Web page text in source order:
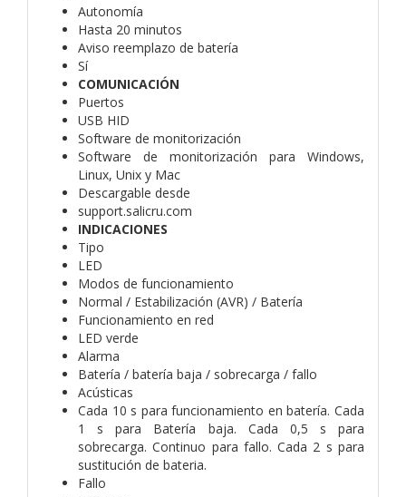
Autonomía
Hasta 20 minutos
Aviso reemplazo de batería
Sí
COMUNICACIÓN
Puertos
USB HID
Software de monitorización
Software de monitorización para Windows,
Linux, Unix y Mac
Descargable desde
support.salicru.com
INDICACIONES
Tipo
LED
Modos de funcionamiento
Normal / Estabilización (AVR) / Batería
Funcionamiento en red
LED verde
Alarma
Batería / batería baja / sobrecarga / fallo
Acústicas
Cada 10 s para funcionamiento en batería. Cada
1 s para Batería baja. Cada 0,5 s para
sobrecarga. Continuo para fallo. Cada 2 s para
sustitución de bateria.
Fallo